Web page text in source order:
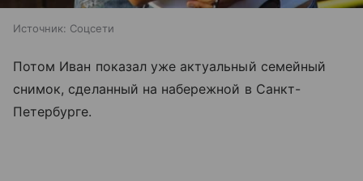
Источник: Соцсети
Потом Иван показал уже актуальный семейный
снимок, сделанный на набережной в Санкт-
Петербурге.